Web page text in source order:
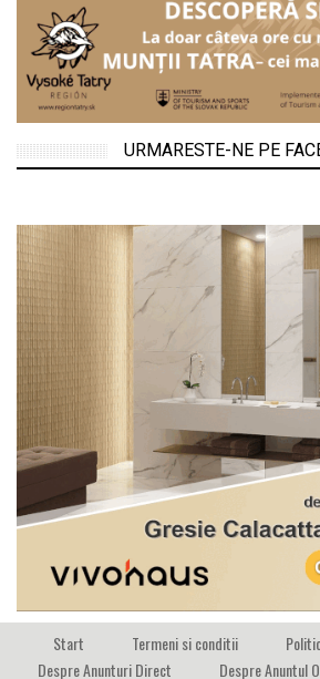
URMARESTE-NE PE
Start Termeni si conditii
Despre Anunturi Direct
Despre Anuntul